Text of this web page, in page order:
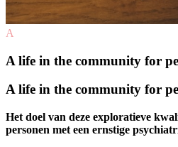
A
A life in the community for
A life in the community for
Het doel van deze exploratieve
personen met een ernstige